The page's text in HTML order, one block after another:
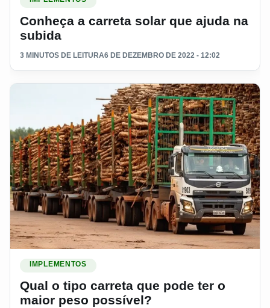
Conheça a carreta solar que ajuda na
subida
3 MINUTOS DE LEITURA6 DE DEZEMBRO DE 2022 - 12:02
IMPLEMENTOS
Qual o tipo carreta que pode ter o
maior peso possível?